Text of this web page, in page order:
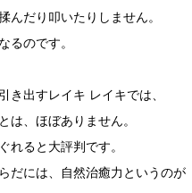
んだり叩いたりしません。
るのです。
き出すレイキ レイキでは、
は、ほぼありません。
れると大評判です。
だには、自然治癒力というのが